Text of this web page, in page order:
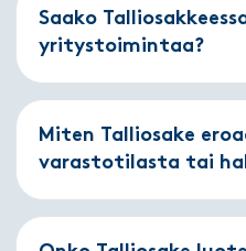
Saako
yritystoimintaa?
Miten Talliosake
varastotilasta tai